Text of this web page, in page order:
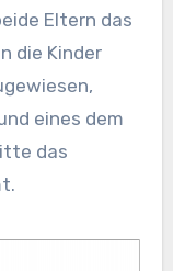
Eltern das
die Kinder
eines dem
das